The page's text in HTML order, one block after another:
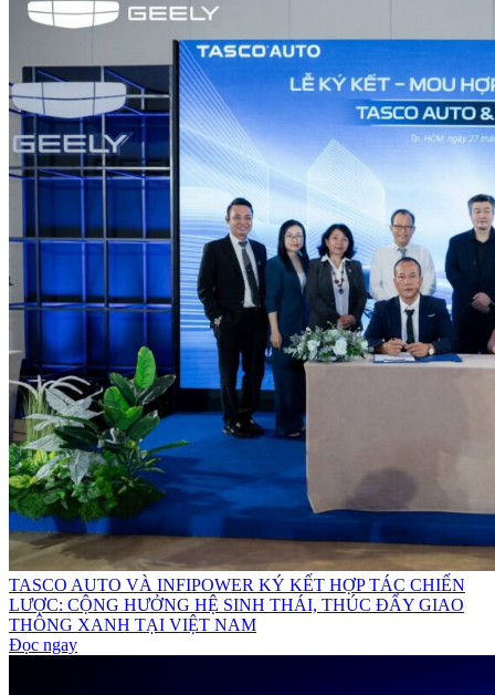
TASCO AUTO VÀ INFIPOWER KÝ KẾT HỢP TÁC CHIẾN
LƯỢC: CỘNG HƯỞNG HỆ SINH THÁI, THÚC ĐẨY GIAO
THÔNG XANH TẠI VIỆT NAM
Đọc ngay